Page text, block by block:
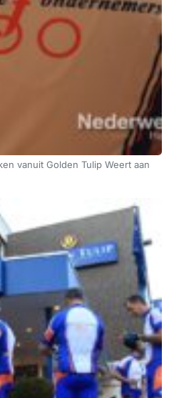
vanuit Golden Tulip Weert aan